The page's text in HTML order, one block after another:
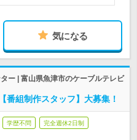
気になる
ー | 富山県魚津市のケーブルテレビ
番組制作スタッフ】大募集！
学歴不問 完全週休2日制